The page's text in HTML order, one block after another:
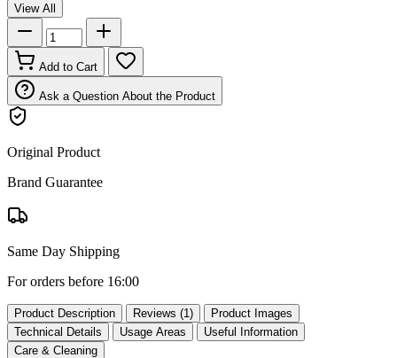
View All
Add to Cart
Ask a Question About the Product
Original Product
Brand Guarantee
Same Day Shipping
For orders before 16:00
Product Description Reviews (1)
Product Images
Technical Details
Usage Areas
Useful Information
Care & Cleaning